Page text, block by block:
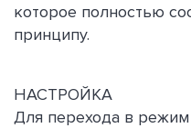
которое полностью
принципу.
НАСТРОЙКА
Для перехода в режим